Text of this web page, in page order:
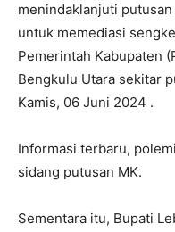
menindaklanjuti
untuk memediasi
Pemerintah Kabupaten
Bengkulu Utara sekitar
Kamis, 06 Juni 2024 .
Informasi terbaru,
sidang putusan MK.
Sementara itu, Bupati